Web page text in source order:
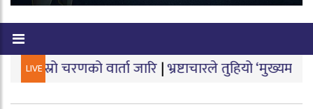
LIVE
वार्ता जारि|भ्रष्टाचारले तुहियो ‘मुख्यमन्त्री बेटी